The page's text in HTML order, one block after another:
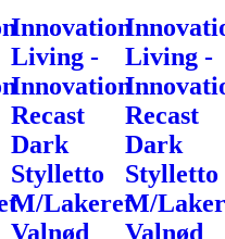
Innovation
Living -
Innovation
Recast
Dark
Stylletto
M/Lakeret
Valnød
Living -
Recast
Dark
Stylletto
M/
Valnød